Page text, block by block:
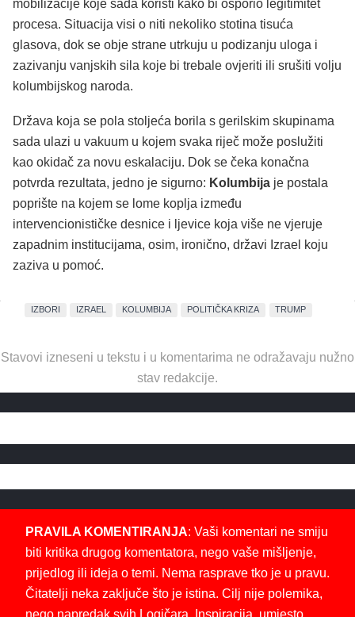
mobilizacije koje sada koristi kako bi osporio legitimitet
procesa. Situacija visi o niti nekoliko stotina tisuća
glasova, dok se obje strane utrkuju u podizanju uloga i
zazivanju vanjskih sila koje bi trebale ovjeriti ili srušiti volju
kolumbijskog naroda.
Država koja se pola stoljeća borila s gerilskim skupinama
sada ulazi u vakuum u kojem svaka riječ može poslužiti
kao okidač za novu eskalaciju. Dok se čeka konačna
potvrda rezultata, jedno je sigurno: Kolumbija je postala
poprište na kojem se lome koplja između
intervencionističke desnice i ljevice koja više ne vjeruje
zapadnim institucijama, osim, ironično, državi Izrael koju
zaziva u pomoć.
IZBORI IZRAEL KOLUMBIJA POLITIČKA KRIZA TRUMP
Stavovi izneseni u tekstu i u komentarima ne odražavaju nužno
stav redakcije.
PRAVILA KOMENTIRANJA: Vaši komentari ne smiju
biti kritika drugog komentatora, nego vaše mišljenje,
prijedlog ili ideja o temi. Nema rasprave tko je u pravu.
Čitatelji neka zaključe što je istina. Cilj nije polemika,
nego napredak svih Logičara. Inspiracija, umjesto